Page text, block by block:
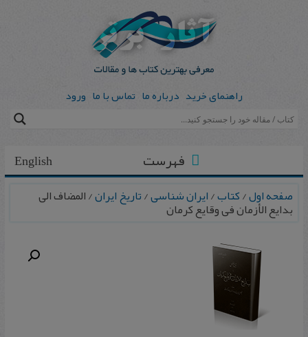
راهنمای خرید درباره ما تماس با ما ورود
English فهرست
صفحه اول/کتاب/ایران شناسی/تاریخ ایران/ المضاف الی
بدایع الأزمان فی وقایع کرمان